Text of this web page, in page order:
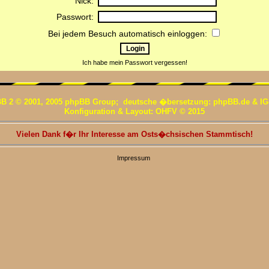
Passwort:
Bei jedem Besuch automatisch einloggen:
Ich habe mein Passwort vergessen!
2 © 2001, 2005 phpBB Group; deutsche �bersetzung: phpBB.de &
Konfiguration & Layout: OHFV © 2015
Vielen Dank f�r Ihr Interesse am Osts�chsischen Stammtisch!
Impressum